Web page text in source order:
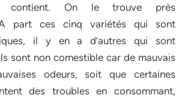
contient. On le trouve près
A part ces cinq variétés qui sont
il y en a d’autres qui sont
sont non comestible car de mauvais
odeurs, soit que certaines
des troubles en consommant,